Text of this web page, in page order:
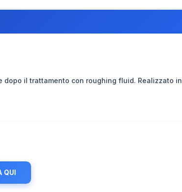
dopo il trattamento con roughing fluid. Realizzato in
QUI